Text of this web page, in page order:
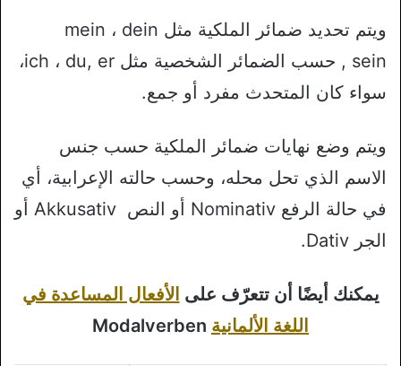
ويتم تحديد ضمائر الملكية مثل mein ، dein
sein, حسب الضمائر الشخصية مثل ich ، du, er،
سواء كان المتحدث مفرد أو جمع.
ويتم وضع نهايات ضمائر الملكية حسب جنس
الاسم الذي تحل محله، وحسب حالته الإعرابية، أي
في حالة الرفع Nominativ أو النص Akkusativ أو
الجر Dativ.
يمكنك أيضًا أن تتعرّف على الأفعال المساعدة في
اللغة الألمانية